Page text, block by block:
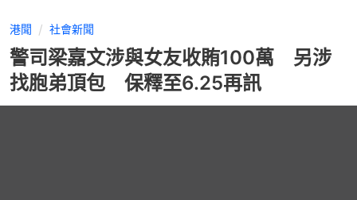
港聞 社會新聞
警司梁嘉文涉與女友收賄100萬 另涉
找胞弟頂包 保釋至6.25再訊